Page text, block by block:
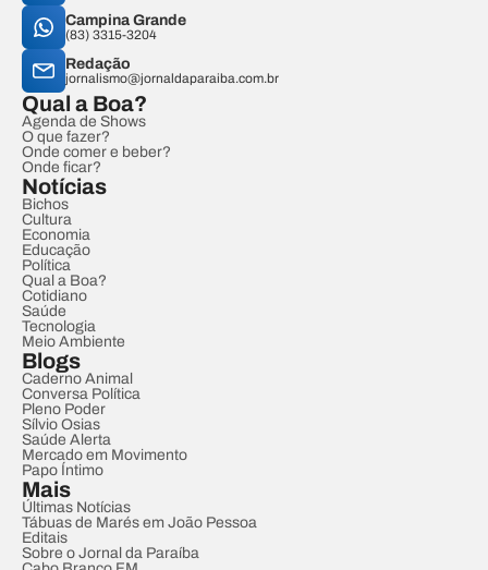
Campina Grande
(83) 3315-3204
Redação
jornalismo@jornaldaparaiba.com.br
Qual a Boa?
Agenda de Shows
O que fazer?
Onde comer e beber?
Onde ficar?
Notícias
Bichos
Cultura
Economia
Educação
Política
Qual a Boa?
Cotidiano
Saúde
Tecnologia
Meio Ambiente
Blogs
Caderno Animal
Conversa Política
Pleno Poder
Sílvio Osias
Saúde Alerta
Mercado em Movimento
Papo Íntimo
Mais
Últimas Notícias
Tábuas de Marés em João Pessoa
Editais
Sobre o Jornal da Paraíba